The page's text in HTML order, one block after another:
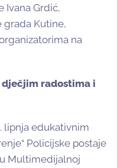
Ivana Grdić,
grada Kutine,
na
radostima i
lipnja edukativnim
Policijske postaje
Multimedijalnoj